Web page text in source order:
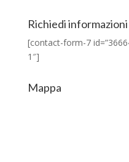
Richiedi informazioni
[contact-form-7
1″]
Mappa